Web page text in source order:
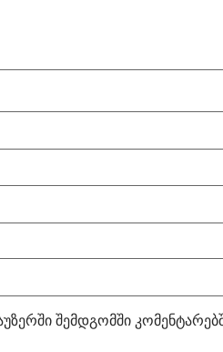
შემდგომში